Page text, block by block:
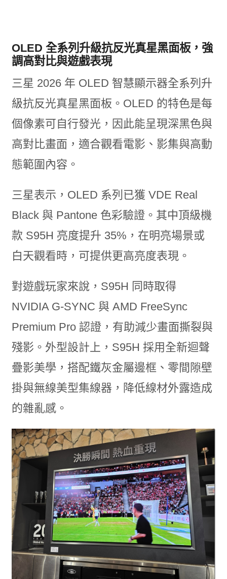
OLED 全系列升級抗反光真星黑面板，強
調高對比與遊戲表現
三星 2026 年 OLED 智慧顯示器全系列升
級抗反光真星黑面板。OLED 的特色是每
個像素可自行發光，因此能呈現深黑色與
高對比畫面，適合觀看電影、影集與高動
態範圍內容。
三星表示，OLED 系列已獲 VDE Real
Black 與 Pantone 色彩驗證。其中頂級機
款 S95H 亮度提升 35%，在明亮場景或
白天觀看時，可提供更高亮度表現。
對遊戲玩家來說，S95H 同時取得
NVIDIA G-SYNC 與 AMD FreeSync
Premium Pro 認證，有助減少畫面撕裂與
殘影。外型設計上，S95H 採用全新迴聲
疊影美學，搭配鐵灰金屬邊框、零間隙壁
掛與無線美型集線器，降低線材外露造成
的雜亂感。